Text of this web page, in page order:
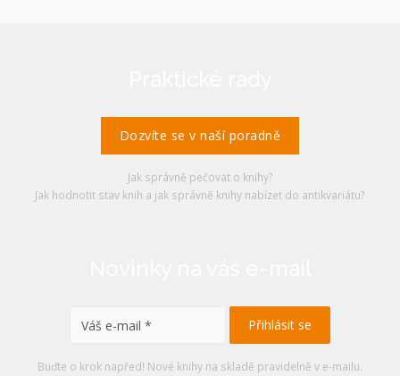
Dozvíte se v naší poradně
Jak správně pečovat o knihy?
Jak hodnotit stav knih a jak správně knihy nabízet do antikvariátu?
Buďte o krok napřed! Nové knihy na skladě pravidelně v e-mailu.